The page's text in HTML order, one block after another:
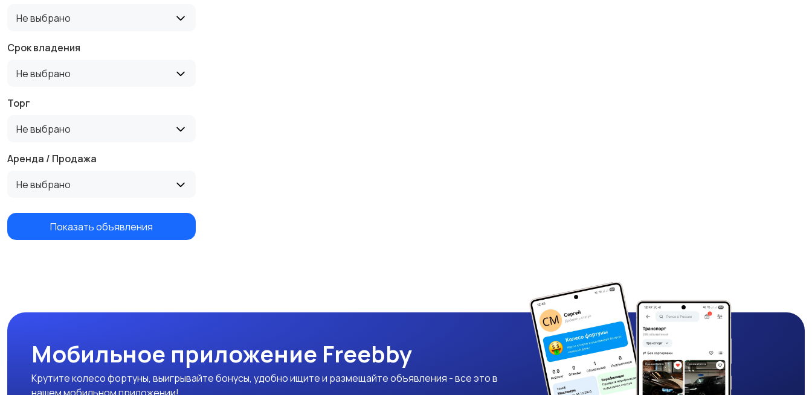
Не выбрано
Срок владения
Не выбрано
Торг
Не выбрано
Аренда / Продажа
Не выбрано
Показать объявления
Мобильное приложение Freebby
Крутите колесо фортуны, выигрывайте бонусы, удобно ищите и размещайте объявления - все это в